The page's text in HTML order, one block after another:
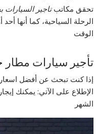
تحقق مكاتبتاجير السيارات
الرحلة السياحية، كما أنها
الوقت
تأجير سيارات مطار
إذا كنت تبحث عن أفضل
الإطلاع على الآتي: يمكنك
الشهر